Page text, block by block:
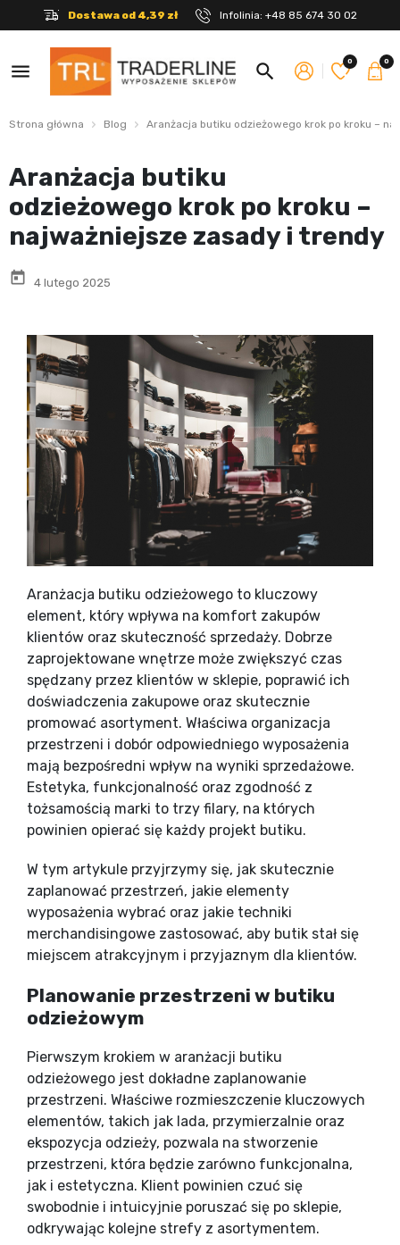
Dostawa od 4,39 zł Infolinia: +48 85 674 30 02
menu search 0 0
Strona główna Blog Aranżacja butiku odzieżowego krok po kroku –
Aranżacja butiku
odzieżowego krok po kroku –
najważniejsze zasady i trendy
today 4 lutego 2025
Aranżacja butiku odzieżowego to kluczowy
element, który wpływa na komfort zakupów
klientów oraz skuteczność sprzedaży. Dobrze
zaprojektowane wnętrze może zwiększyć czas
spędzany przez klientów w sklepie, poprawić ich
doświadczenia zakupowe oraz skutecznie
promować asortyment. Właściwa organizacja
przestrzeni i dobór odpowiedniego wyposażenia
mają bezpośredni wpływ na wyniki sprzedażowe.
Estetyka, funkcjonalność oraz zgodność z
tożsamością marki to trzy filary, na których
powinien opierać się każdy projekt butiku.
W tym artykule przyjrzymy się, jak skutecznie
zaplanować przestrzeń, jakie elementy
wyposażenia wybrać oraz jakie techniki
merchandisingowe zastosować, aby butik stał się
miejscem atrakcyjnym i przyjaznym dla klientów.
Planowanie przestrzeni w butiku
odzieżowym
Pierwszym krokiem w aranżacji butiku
odzieżowego jest dokładne zaplanowanie
przestrzeni. Właściwe rozmieszczenie kluczowych
elementów, takich jak lada, przymierzalnie oraz
ekspozycja odzieży, pozwala na stworzenie
przestrzeni, która będzie zarówno funkcjonalna,
jak i estetyczna. Klient powinien czuć się
swobodnie i intuicyjnie poruszać się po sklepie,
odkrywając kolejne strefy z asortymentem.